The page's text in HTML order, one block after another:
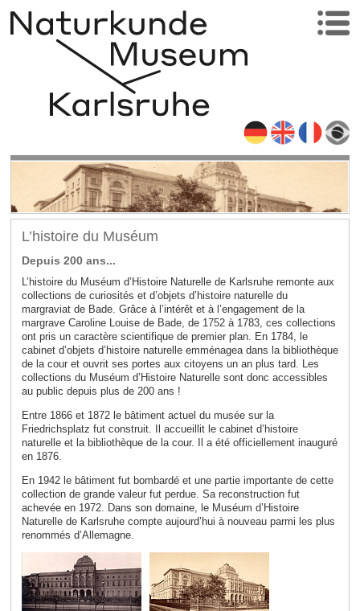
L’histoire du Muséum
Depuis 200 ans...
L’histoire du Muséum d’Histoire Naturelle de Karlsruhe remonte aux
collections de curiosités et d’objets d’histoire naturelle du
margraviat de Bade. Grâce à l’intérêt et à l’engagement de la
margrave Caroline Louise de Bade, de 1752 à 1783, ces collections
ont pris un caractère scientifique de premier plan. En 1784, le
cabinet d’objets d’histoire naturelle emménagea dans la bibliothèque
de la cour et ouvrit ses portes aux citoyens un an plus tard. Les
collections du Muséum d’Histoire Naturelle sont donc accessibles
au public depuis plus de 200 ans !
Entre 1866 et 1872 le bâtiment actuel du musée sur la
Friedrichsplatz fut construit. Il accueillit le cabinet d’histoire
naturelle et la bibliothèque de la cour. Il a été officiellement inauguré
en 1876.
En 1942 le bâtiment fut bombardé et une partie importante de cette
collection de grande valeur fut perdue. Sa reconstruction fut
achevée en 1972. Dans son domaine, le Muséum d’Histoire
Naturelle de Karlsruhe compte aujourd’hui à nouveau parmi les plus
renommés d’Allemagne.